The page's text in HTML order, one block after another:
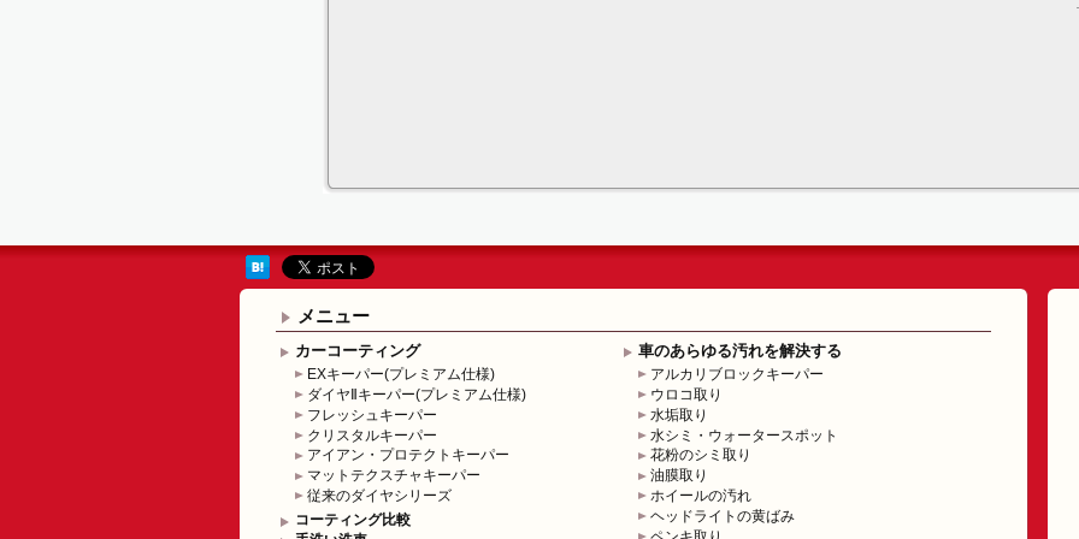
メニュー
カーコーティング
EXキーパー(プレミアム仕様)
ダイヤⅡキーパー(プレミアム仕様)
フレッシュキーパー
クリスタルキーパー
アイアン・プロテクトキーパー
マットテクスチャキーパー
従来のダイヤシリーズ
コーティング比較
車のあらゆる汚れを解決する
アルカリブロックキーパー
ウロコ取り
水垢取り
水シミ・ウォータースポット
花粉のシミ取り
油膜取り
ホイールの汚れ
ヘッドライトの黄ばみ